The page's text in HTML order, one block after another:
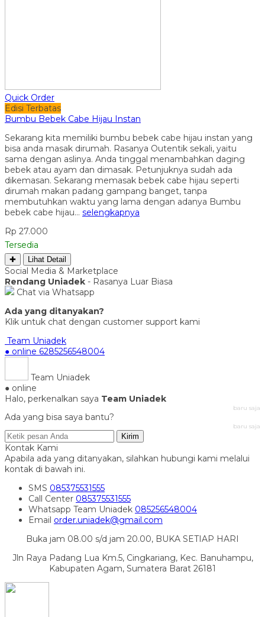
Quick Order
Edisi Terbatas
Bumbu Bebek Cabe Hijau Instan
Sekarang kita memiliki bumbu bebek cabe hijau instan yang
bisa anda masak dirumah. Rasanya Outentik sekali, yaitu
sama dengan aslinya. Anda tinggal menambahkan daging
bebek atau ayam dan dimasak. Petunjuknya sudah ada
dikemasan. Sekarang memasak bebek cabe hijau seperti
dirumah makan padang gampang banget, tanpa
membutuhkan waktu yang lama dengan adanya Bumbu
bebek cabe hijau… selengkapnya
Rp 27.000
Tersedia
✚ Lihat Detail
Social Media & Marketplace
Rendang Uniadek - Rasanya Luar Biasa
Chat via Whatsapp
Ada yang ditanyakan?
Klik untuk chat dengan customer support kami
Team Uniadek
● online 6285256548004
Team Uniadek
● online
Halo, perkenalkan saya Team Uniadek
baru saja
Ada yang bisa saya bantu?
baru saja
Kirim
Kontak Kami
Apabila ada yang ditanyakan, silahkan hubungi kami melalui
kontak di bawah ini.
SMS 085375531555
Call Center 085375531555
Whatsapp Team Uniadek 085256548004
Email order.uniadek@gmail.com
Buka jam 08.00 s/d jam 20.00, BUKA SETIAP HARI
Jln Raya Padang Lua Km.5, Cingkariang, Kec. Banuhampu,
Kabupaten Agam, Sumatera Barat 26181